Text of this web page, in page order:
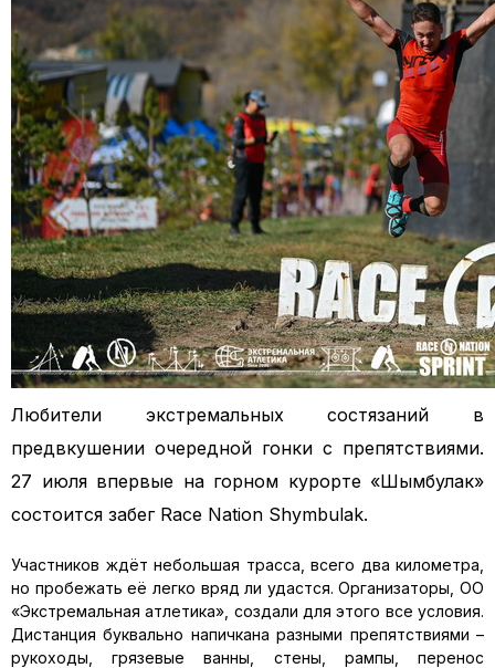
Любители экстремальных состязаний в
предвкушении очередной гонки с препятствиями.
27 июля впервые на горном курорте «Шымбулак»
состоится забег Race Nation Shymbulak.
Участников ждёт небольшая трасса, всего два километра,
но пробежать её легко вряд ли удастся. Организаторы, ОО
«Экстремальная атлетика», создали для этого все условия.
Дистанция буквально напичкана разными препятствиями –
рукоходы, грязевые ванны, стены, рампы, перенос